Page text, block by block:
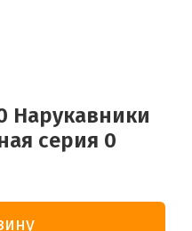
Нарукавники
серия 0